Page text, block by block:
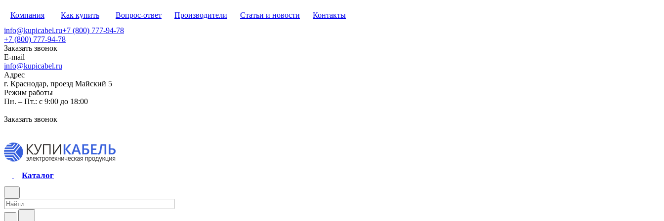
Компания Как купить Вопрос-ответ Производители Статьи и новости
Контакты
info@kupicabel.ru+7 (800) 777-94-78
+7 (800) 777-94-78
Заказать звонок
E-mail
info@kupicabel.ru
Адрес
г. Краснодар, проезд Майский 5
Режим работы
Пн. – Пт.: с 9:00 до 18:00
Заказать звонок
Каталог